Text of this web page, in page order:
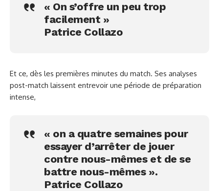
« On s’offre un peu trop
facilement »
Patrice Collazo
Et ce, dès les premières minutes du match. Ses analyses
post-match laissent entrevoir une période de préparation
intense,
« on a quatre semaines pour
essayer d’arrêter de jouer
contre nous-mêmes et de se
battre nous-mêmes ».
Patrice Collazo